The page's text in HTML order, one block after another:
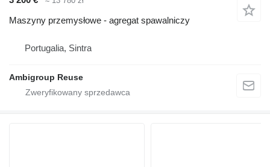
Maszyny przemysłowe - agregat spawalniczy
Portugalia, Sintra
Ambigroup Reuse